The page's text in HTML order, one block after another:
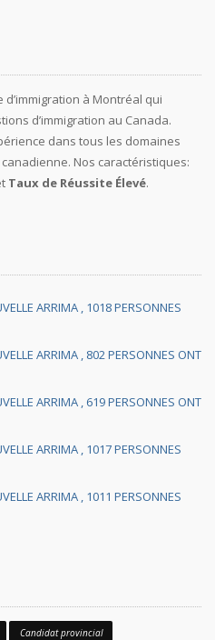
à Montréal qui
d’immigration au Canada.
dans tous les domaines
Nos caractéristiques:
Taux de Réussite Élevé.
ARRIMA , 1018 PERSONNES
ARRIMA , 802 PERSONNES ONT
ARRIMA , 619 PERSONNES ONT
ARRIMA , 1017 PERSONNES
ARRIMA , 1011 PERSONNES
Candidat provincial